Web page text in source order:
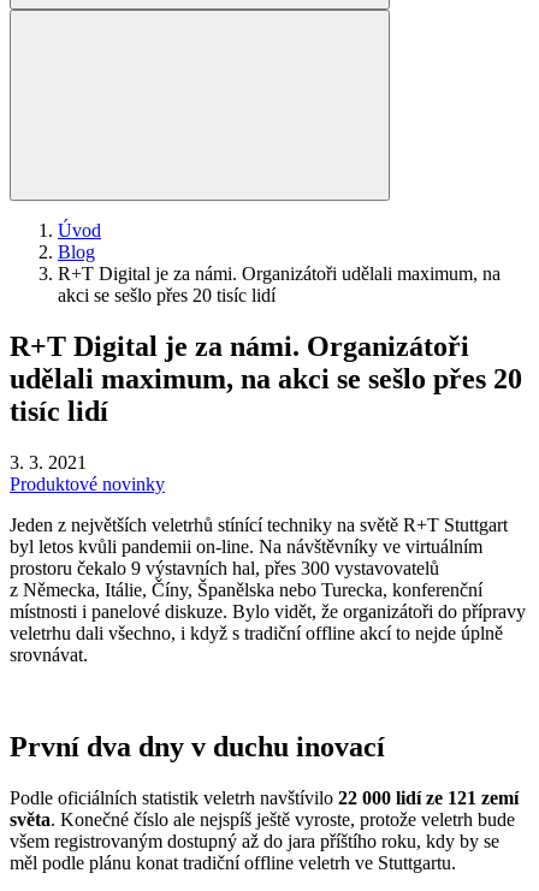
Úvod
Blog
R+T Digital je za námi. Organizátoři udělali maximum, na
akci se sešlo přes 20 tisíc lidí
R+T Digital je za námi. Organizátoři
udělali maximum, na akci se sešlo přes 20
tisíc lidí
3. 3. 2021
Produktové novinky
Jeden z největších veletrhů stínící techniky na světě R+T Stuttgart
byl letos kvůli pandemii on-line. Na návštěvníky ve virtuálním
prostoru čekalo 9 výstavních hal, přes 300 vystavovatelů
z Německa, Itálie, Číny, Španělska nebo Turecka, konferenční
místnosti i panelové diskuze. Bylo vidět, že organizátoři do přípravy
veletrhu dali všechno, i když s tradiční offline akcí to nejde úplně
srovnávat.
První dva dny v duchu inovací
Podle oficiálních statistik veletrh navštívilo 22 000 lidí ze 121 zemí
světa. Konečné číslo ale nejspíš ještě vyroste, protože veletrh bude
všem registrovaným dostupný až do jara příštího roku, kdy by se
měl podle plánu konat tradiční offline veletrh ve Stuttgartu.